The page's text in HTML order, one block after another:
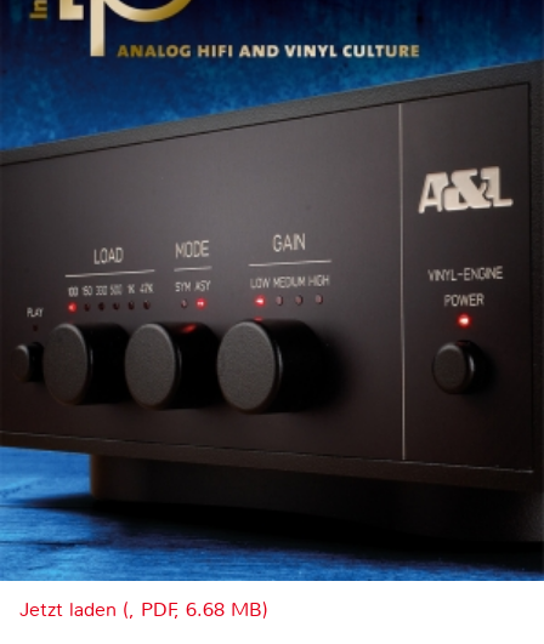
Jetzt laden (, PDF, 6.68 MB)